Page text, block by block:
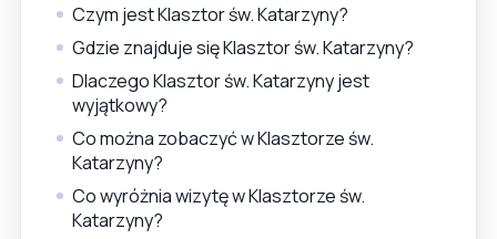
Czym jest Klasztor św. Katarzyny?
Gdzie znajduje się Klasztor św. Katarzyny?
Dlaczego Klasztor św. Katarzyny jest
wyjątkowy?
Co można zobaczyć w Klasztorze św.
Katarzyny?
Co wyróżnia wizytę w Klasztorze św.
Katarzyny?